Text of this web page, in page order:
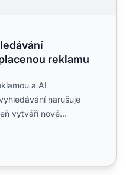
reklamu
a AI
narušuje
vytváří nové